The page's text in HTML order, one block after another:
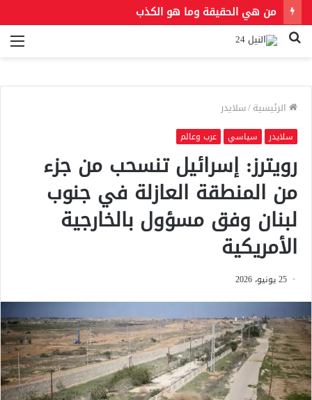
من هي الحقيقة وما هو الكذب
بحث
الرئيسية/سلايدر
سلايدر سياسي عرب وعالم
رويترز: إسرائيل تنسحب من جزء
من المنطقة العازلة في جنوب
لبنان وفق مسؤول بالخارجية
الأمريكية
25 يونيو، 2026